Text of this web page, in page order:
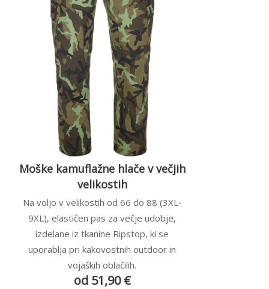
Moške kamuflažne hlače v večjih
velikostih
Na voljo v velikostih od 66 do 88 (3XL-
9XL), elastičen pas za večje udobje,
izdelane iz tkanine Ripstop, ki se
uporablja pri kakovostnih outdoor in
vojaških oblačilih.
od 51,90 €